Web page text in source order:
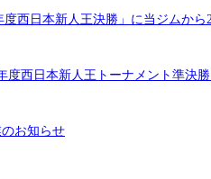
度西日本新人王決勝」に当ジムから
度西日本新人王トーナメント準決
お知らせ